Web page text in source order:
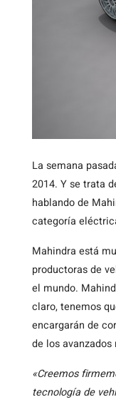
La semana
2014. Y se trata
hablando de
categoría
Mahindra está
productoras de
el mundo.
claro, tenemos
encargarán de
de los avanzados
«Creemos
tecnología de